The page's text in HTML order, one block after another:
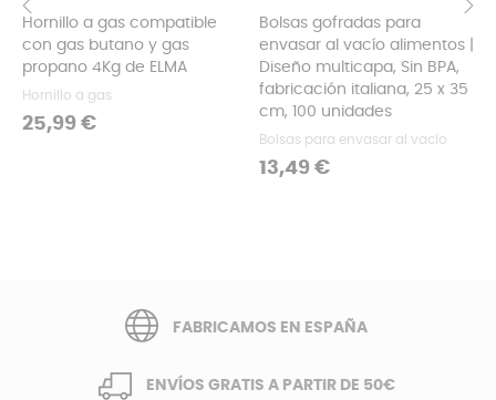
Hornillo a gas compatible
con gas butano y gas
propano 4Kg de ELMA
Hornillo a gas
Precio
25,99 €
Bolsas gofradas para
envasar al vacío alimentos |
Diseño multicapa, Sin BPA,
fabricación italiana, 25 x 35
cm, 100 unidades
Bolsas para envasar al vacío
Precio
13,49 €
‹
FABRICAMOS EN ESPAÑA
ENVÍOS GRATIS A PARTIR DE 50€